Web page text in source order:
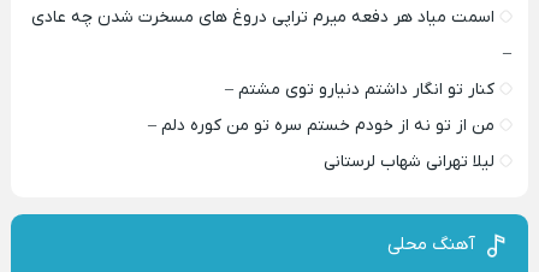
اسمت میاد هر دفعه میرم تراپی دروغ‌ های مسخرت شدن چه عادی
–
کنار تو انگار داشتم دنیارو توی مشتم –
من از تو نه از خودم خستم سره تو من کوره دلم –
لیلا تهرانی شهاب لرستانی
آهنگ محلی